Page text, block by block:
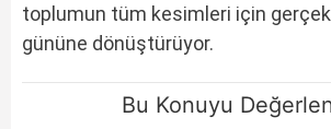
toplumun tüm kesimleri için
gününe dönüştürüyor.
Bu Konuyu